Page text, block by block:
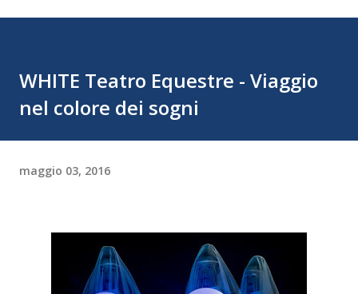
WHITE Teatro Equestre - Viaggio
nel colore dei sogni
maggio 03, 2016